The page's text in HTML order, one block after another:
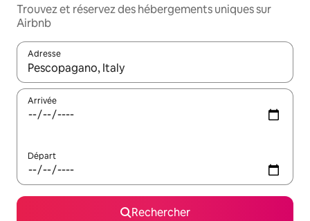
Trouvez et réservez des hébergements uniques sur
Airbnb
Adresse
Lorsque les résultats s'affichent, utilisez les flèches vers le
Arrivée
Départ
Rechercher